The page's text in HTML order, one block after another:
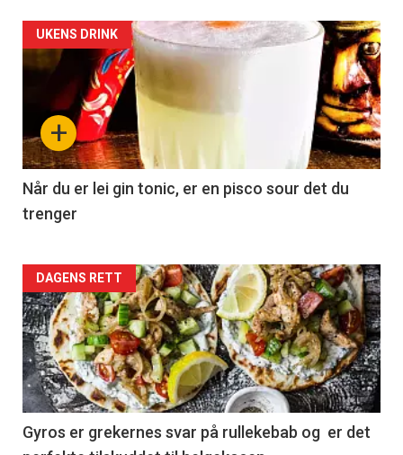
+
UKENS DRINK
Når du er lei gin tonic, er en pisco sour det du
trenger
Forsiden
akkurat
nå
-
2
DAGENS RETT
Gyros er grekernes svar på rullekebab og er det